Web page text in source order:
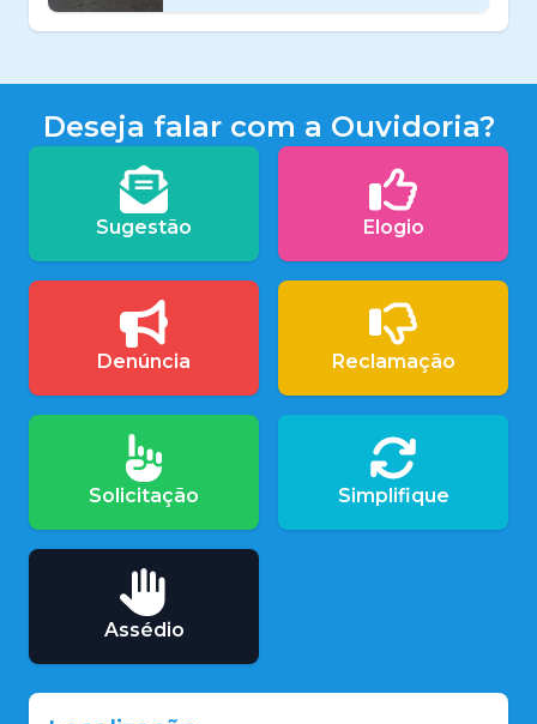
Deseja falar com a Ouvidoria?
Sugestão Elogio
Denúncia Reclamação
Solicitação Simplifique
Assédio